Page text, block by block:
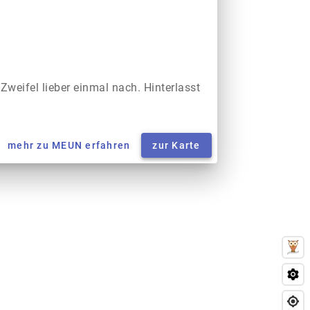
lieber einmal nach. Hinterlasst
mehr zu MEUN erfahren zur Karte